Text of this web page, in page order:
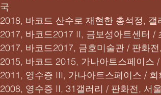
국
2018, 바코드 산수로 재현한 총석정,
2017, 바코드2017 II, 금보성아트센터 /
2017, 바코드2017, 금호미술관 / 판화
2015, 바코드 2015, 가나아트스페이스
2011, 영수증 III, 가나아트스페이스 /
2008, 영수증 II, 31갤러리 / 판화전, 서